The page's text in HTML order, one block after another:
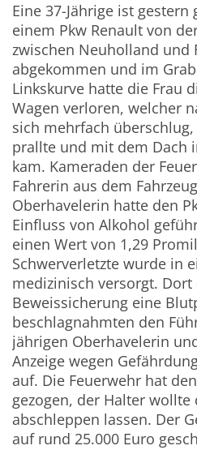
Eine 37-Jährige ist
einem Pkw Renault von
zwischen Neuholland und
abgekommen und im
Linkskurve hatte die Frau
Wagen verloren, welcher
sich mehrfach
prallte und mit dem Dach
kam. Kameraden der
Fahrerin aus dem
Oberhavelerin hatte den
Einfluss von Alkohol
einen Wert von 1,29
Schwerverletzte wurde in
medizinisch versorgt.
Beweissicherung eine
beschlagnahmten den
jährigen Oberhavelerin
Anzeige wegen
auf. Die Feuerwehr hat
gezogen, der Halter wollte
abschleppen lassen. Der
auf rund 25.000 Euro